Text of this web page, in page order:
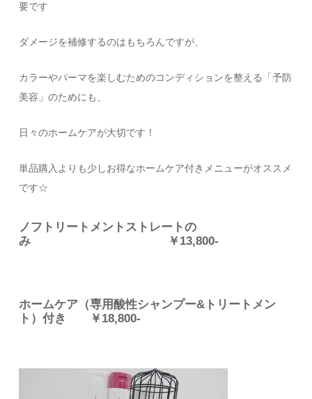
要です
ダメージを補修するのはもちろんですが、
カラーやパーマを楽しむためのコンディションを整える「予防
美容」のためにも、
日々のホームケアが大切です！
単品購入よりも少しお得なホームケア付きメニューがオススメ
です☆
ノフトリートメントストレートの
み
￥13,800-
ホームケア （専用酸性シャンプー&トリートメン
ト）付き ￥18,800-